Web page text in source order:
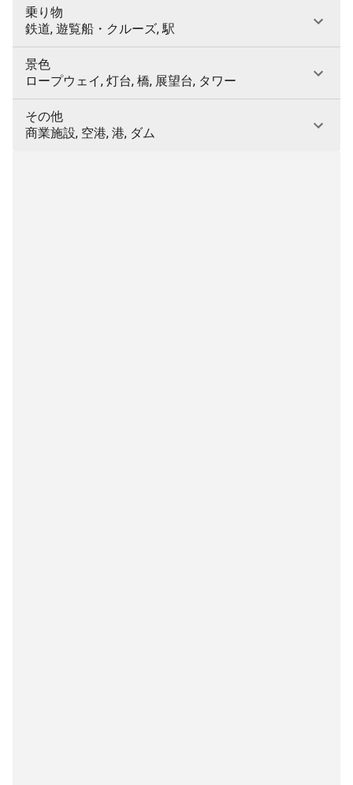
乗り物
鉄道, 遊覧船・クルーズ, 駅
景色
ロープウェイ, 灯台, 橋, 展望台, タワー
その他
商業施設, 空港, 港, ダム